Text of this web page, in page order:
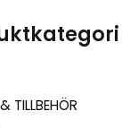
TILLBEHÖR